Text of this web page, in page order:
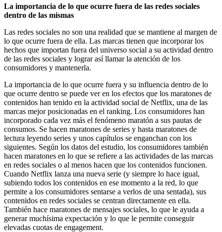
La importancia de lo que ocurre fuera de las redes sociales
dentro de las mismas
Las redes sociales no son una realidad que se mantiene al margen de
lo que ocurre fuera de ella. Las marcas tienen que incorporar los
hechos que importan fuera del universo social a su actividad dentro
de las redes sociales y lograr así llamar la atención de los
consumidores y mantenerla.
La importancia de lo que ocurre fuera y su influencia dentro de lo
que ocurre dentro se puede ver en los efectos que los maratones de
contenidos han tenido en la actividad social de Netflix, una de las
marcas mejor posicionadas en el ranking. Los consumidores han
incorporado cada vez más el fenómeno maratón a sus pautas de
consumos. Se hacen maratones de series y hasta maratones de
lectura leyendo series y unos capítulos se enganchan con los
siguientes. Según los datos del estudio, los consumidores también
hacen maratones en lo que se refiere a las actividades de las marcas
en redes sociales o al menos hacen que los contenidos funcionen.
Cuando Netflix lanza una nueva serie (y siempre lo hace igual,
subiendo todos los contenidos en ese momento a la red, lo que
permite a los consumidores sentarse a verlos de una sentada), sus
contenidos en redes sociales se centran directamente en ella.
También hace maratones de mensajes sociales, lo que le ayuda a
generar muchísima expectación y lo que le permite conseguir
elevadas cuotas de engagement.